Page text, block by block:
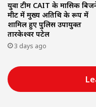
युवा टीम CAIT के मासिक
मीट में मुख्य अतिथि के रूप में
शामिल हुए पुलिस उपायुक्त
तारकेश्वर पटेल
3 days ago